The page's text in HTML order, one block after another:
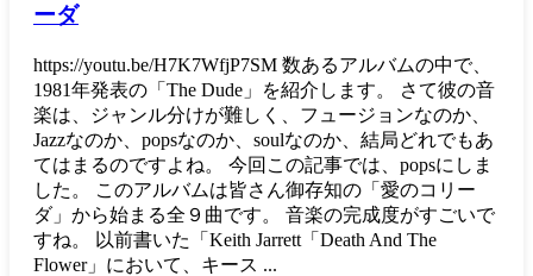
ーダ
https://youtu.be/H7K7WfjP7SM 数あるアルバムの中で、
1981年発表の「The Dude」を紹介します。 さて彼の音
楽は、ジャンル分けが難しく、フュージョンなのか、
Jazzなのか、popsなのか、soulなのか、結局どれでもあ
てはまるのですよね。 今回この記事では、popsにしま
した。 このアルバムは皆さん御存知の「愛のコリー
ダ」から始まる全９曲です。 音楽の完成度がすごいで
すね。 以前書いた「Keith Jarrett「Death And The
Flower」において、キース ...